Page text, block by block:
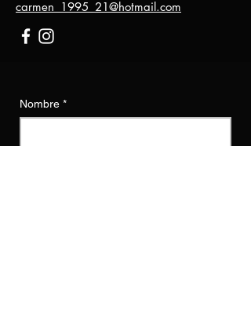
carmen_1995_21@hotmail.com
Nombre *